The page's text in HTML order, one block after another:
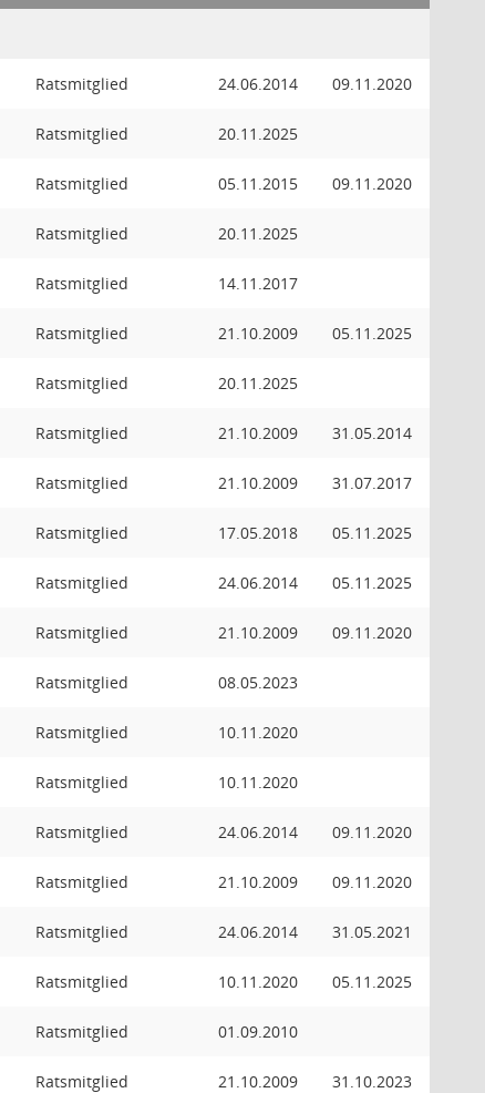
Ratsmitglied 24.06.2014 09.11.2020
Ratsmitglied 20.11.2025
Ratsmitglied 05.11.2015 09.11.2020
Ratsmitglied 20.11.2025
Ratsmitglied 14.11.2017
Ratsmitglied 21.10.2009 05.11.2025
Ratsmitglied 20.11.2025
Ratsmitglied 21.10.2009 31.05.2014
Ratsmitglied 21.10.2009 31.07.2017
Ratsmitglied 17.05.2018 05.11.2025
Ratsmitglied 24.06.2014 05.11.2025
Ratsmitglied 21.10.2009 09.11.2020
Ratsmitglied 08.05.2023
Ratsmitglied 10.11.2020
Ratsmitglied 10.11.2020
Ratsmitglied 24.06.2014 09.11.2020
Ratsmitglied 21.10.2009 09.11.2020
Ratsmitglied 24.06.2014 31.05.2021
Ratsmitglied 10.11.2020 05.11.2025
Ratsmitglied 01.09.2010
Ratsmitglied 21.10.2009 31.10.2023